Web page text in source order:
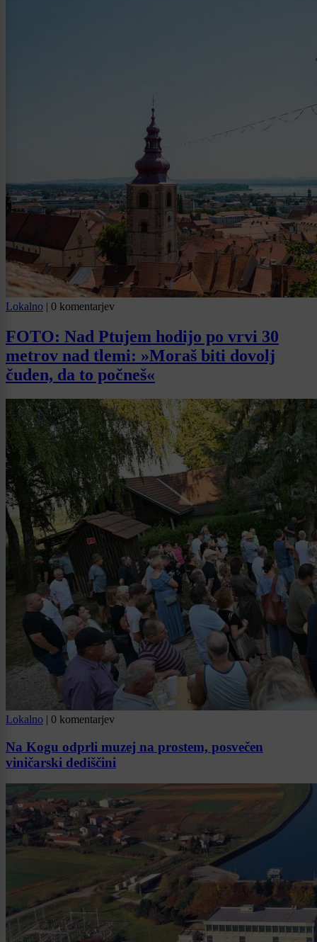
Lokalno | 0 komentarjev
FOTO: Nad Ptujem hodijo po vrvi 30
metrov nad tlemi: »Moraš biti dovolj
čuden, da to počneš«
Lokalno | 0 komentarjev
Na Kogu odprli muzej na prostem, posvečen
viničarski dediščini